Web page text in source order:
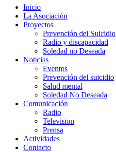
Inicio
La Asociación
Proyectos
Prevención del Suicidio
Radio y discapacidad
Soledad no Deseada
Noticias
Eventos
Prevención del suicidio
Salud mental
Soledad No Deseada
Comunicación
Radio
Television
Prensa
Actividades
Contacto